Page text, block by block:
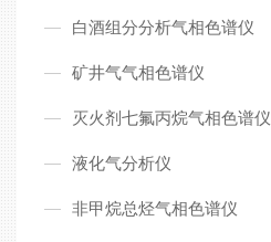
白酒组分分析气相色谱仪
矿井气气相色谱仪
灭火剂七氟丙烷气相色谱仪
液化气分析仪
非甲烷总烃气相色谱仪